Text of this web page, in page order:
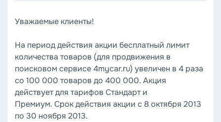
Уважаемые клиенты!
На период действия акции бесплатный лимит
количества товаров (для продвижения в
поисковом сервисе 4mycar.ru) увеличен в 4 раза
со 100 000 товаров до 400 000. Акция
действует для тарифов Стандарт и
Премиум. Срок действия акции с 8 октября 2013
по 30 ноября 2013.